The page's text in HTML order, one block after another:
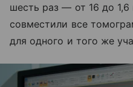
шесть раз — от 16 до
совместили все
для одного и того же